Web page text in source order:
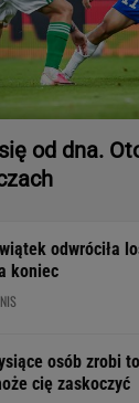
od dna.
odwróciła
koniec
osób zrobi
cię zaskoczyć